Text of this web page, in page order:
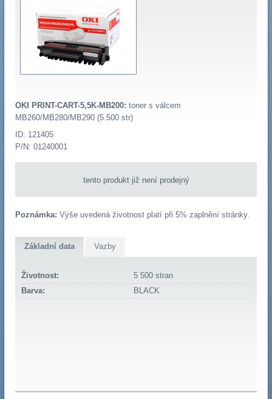
OKI PRINT-CART-5,5K-MB200: toner s válcem
MB260/MB280/MB290 (5.500 str)
ID: 121405
P/N: 01240001
tento produkt již není prodejný
Poznámka: Výše uvedená životnost platí při 5% zaplnění stránky.
Základní data Vazby
Životnost:
5 500 stran
Barva:
BLACK